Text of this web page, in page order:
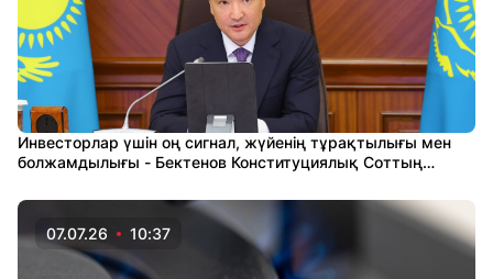
Инвесторлар үшін оң сигнал, жүйенің тұрақтылығы мен
болжамдылығы - Бектенов Конституциялық Соттың
07.07.26 10:37